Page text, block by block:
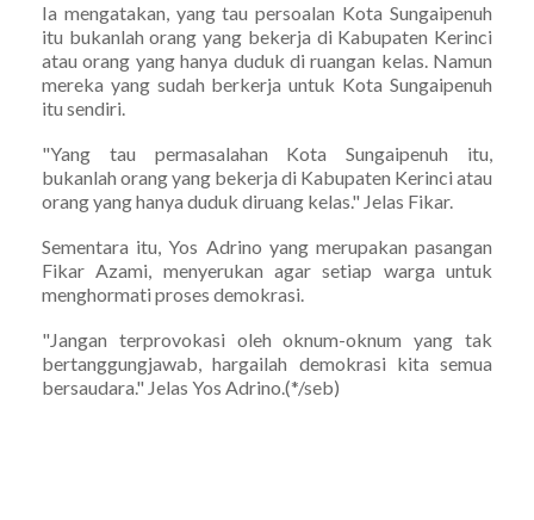
Ia mengatakan, yang tau persoalan Kota Sungaipenuh
itu bukanlah orang yang bekerja di Kabupaten Kerinci
atau orang yang hanya duduk di ruangan kelas. Namun
mereka yang sudah berkerja untuk Kota Sungaipenuh
itu sendiri.
"Yang tau permasalahan Kota Sungaipenuh itu,
bukanlah orang yang bekerja di Kabupaten Kerinci atau
orang yang hanya duduk diruang kelas." Jelas Fikar.
Sementara itu, Yos Adrino yang merupakan pasangan
Fikar Azami, menyerukan agar setiap warga untuk
menghormati proses demokrasi.
"Jangan terprovokasi oleh oknum-oknum yang tak
bertanggungjawab, hargailah demokrasi kita semua
bersaudara." Jelas Yos Adrino.(*/seb)